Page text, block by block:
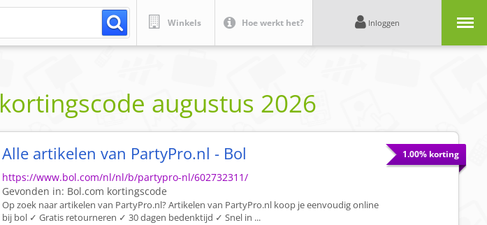
Winkels Hoe werkt het? Inloggen
kortingscode augustus 2026
1.00% korting
Alle artikelen van PartyPro.nl - Bol
https://www.bol.com/nl/nl/b/partypro-nl/602732311/
Gevonden in: Bol.com kortingscode
Op zoek naar artikelen van PartyPro.nl? Artikelen van PartyPro.nl koop je eenvoudig online
bij bol ✓ Gratis retourneren ✓ 30 dagen bedenktijd ✓ Snel in ...